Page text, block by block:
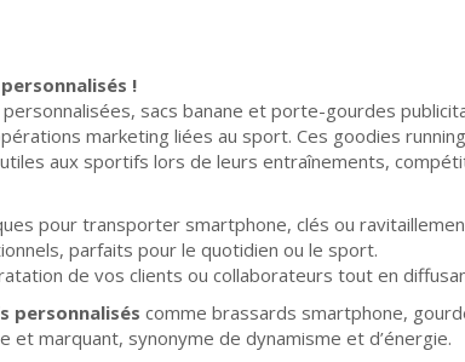
!
sacs banane et porte-gourdes
marketing liées au sport. Ces goodies
aux sportifs lors de leurs entraînements,
pour transporter smartphone, clés ou
parfaits pour le quotidien ou le sport.
de vos clients ou collaborateurs tout en
personnalisés comme brassards smartphone,
marquant, synonyme de dynamisme et d’énergie.